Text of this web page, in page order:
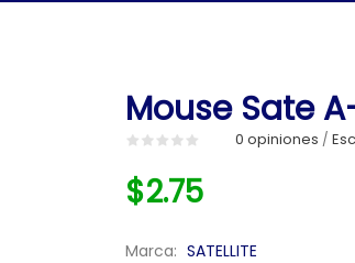
Mouse Sate
0 opiniones /
$2.75
Marca: SATELLITE